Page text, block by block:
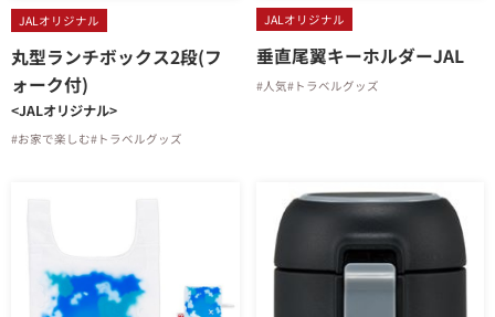
JALオリジナル
丸型ランチボックス2段(フ
ォーク付)
<JALオリジナル>
#お家で楽しむ#トラベルグッズ
JALオリジナル
垂直尾翼キーホルダーJAL
#人気#トラベルグッズ